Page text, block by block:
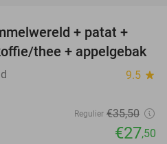
23%
+ patat +
thee + appelgebak
9.5 star
Regulier €35,50
€27,50